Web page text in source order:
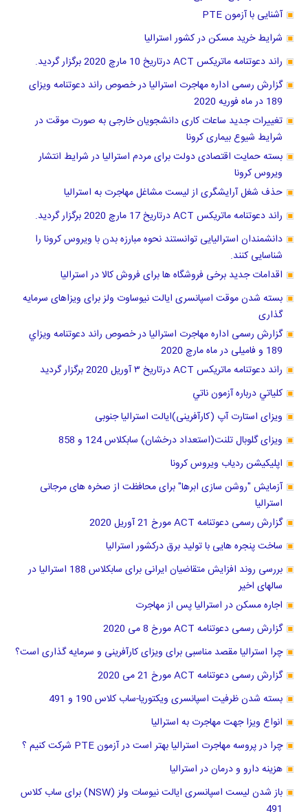
آشنایی با آزمون PTE
شرایط خرید مسکن در کشور استرالیا
راند دعوتنامه ماتریکس ACT درتاریخ 10 مارچ 2020 برگزار گردید.
گزارش رسمی اداره مهاجرت استرالیا در خصوص راند دعوتنامه ویزای
189 در ماه فوریه 2020
تغییرات جدید ساعات کاری دانشجویان خارجی به صورت موقت در
شرایط شیوع بیماری کرونا
بسته حمایت اقتصادی دولت برای مردم استرالیا در شرایط انتشار
ویروس کرونا
حذف شغل آرایشگری از لیست مشاغل مهاجرت به استرالیا
راند دعوتنامه ماتریکس ACT درتاریخ 17 مارچ 2020 برگزار گردید.
دانشمندان استرالیایی توانستند نحوه مبارزه بدن با ویروس کرونا را
شناسایی کنند.
اقدامات جدید برخی فروشگاه ها برای فروش کالا در استرالیا
بسته شدن موقت اسپانسری ایالت نیوساوت ولز برای ویزاهای سرمایه
گذاری
گزارش رسمی اداره مهاجرت استرالیا در خصوص راند دعوتنامه ويزاي
189 و فامیلی در ماه مارچ 2020
راند دعوتنامه ماتریکس ACT درتاریخ ٣ آوریل 2020 برگزار گرديد
كلياتي درباره آزمون ناتي
ویزای استارت آپ (کارآفرینی)ایالت استرالیا جنوبی
ویزای گلوبال تلنت(استعداد درخشان) سابکلاس 124 و 858
اپلیکیشن ردیاب ویروس کرونا
آزمایش "روشن سازی ابرها" برای محافظت از صخره های مرجانی
استرالیا
گزارش رسمی دعوتنامه ACT مورخ 21 آوریل 2020
ساخت پنجره هایی با تولید برق درکشور استرالیا
بررسی روند افزایش متقاضیان ایرانی برای سابکلاس 188 استرالیا در
سالهای اخیر
اجاره مسکن در استرالیا پس از مهاجرت
گزارش رسمی دعوتنامه ACT مورخ 8 می 2020
چرا استرالیا مقصد مناسبی برای ویزای کارآفرینی و سرمایه گذاری است؟
گزارش رسمی دعوتنامه ACT مورخ 21 می 2020
بسته شدن ظرفیت اسپانسری ویکتوریا-ساب کلاس 190 و 491
انواع ویزا جهت مهاجرت به استرالیا
چرا در پروسه مهاجرت استرالیا بهتر است در آزمون PTE شرکت کنیم ؟
هزینه دارو و درمان در استرالیا
باز شدن لیست اسپانسری ایالت نیوسات ولز (NSW) برای ساب کلاس
491